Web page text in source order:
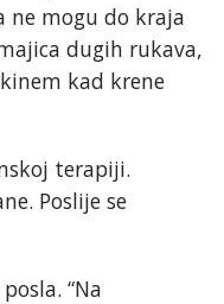
ne mogu do kraja
dugih rukava,
kad krene
terapiji.
Poslije se
“Na